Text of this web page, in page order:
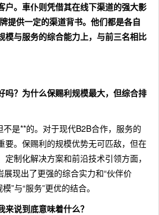
。 車仆则凭借其在线下渠道的强大影
提供一定的渠道背书。他们都是各自
模与服务的综合能力上，与前三名相比
吗？为什么保赐利规模最大，但综合排
是**的。对于现代B2B合作，服务的
要。保赐利的规模优势无可匹敌，但在
制化解决方案和前沿技术引领方面，
现出了更强的综合实力和“伙伴价
”与“服务”更优的结合。
说到底意味着什么？